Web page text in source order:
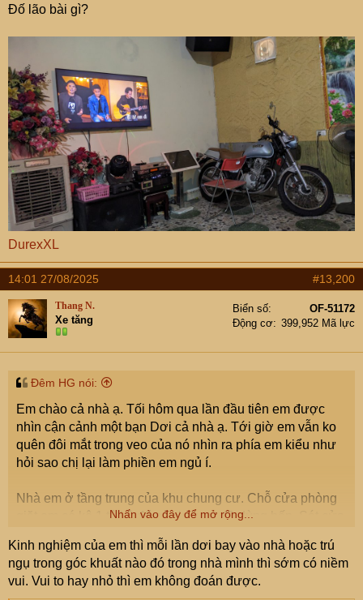
Đố lão bài gì?
DurexXL
14:01 27/08/2025 #13,200
Thang N.
Xe tăng
Biển số
OF-51172
Động cơ
399,952 Mã lực
Đêm HG nói:
Em chào cả nhà ạ. Tối hôm qua lần đầu tiên em được
nhìn cận cảnh một bạn Dơi cả nhà ạ. Tới giờ em vẫn ko
quên đôi mắt trong veo của nó nhìn ra phía em kiểu như
hỏi sao chị lại làm phiền em ngủ í.
Nhà em ở tầng trung của khu chung cư. Chỗ cửa phòng
giặt em có kê 1 tủ kệ để các lọ hoa, đồ dùng bếp. Sát cửa
ra ban công và tủ em có cài trong đó nhiều các túi giấy có
quai, bạn Dơi bạn í treo mình trên 1 quai túi giấy đó ạ.
Khi cu con nhà em ra giặt đồ, nó nghe thấy tiếng động
Nhấn vào đây để mở rộng...
Kinh nghiệm của em thì mỗi lần dơi bay vào nhà hoặc trú
ngụ trong góc khuất nào đó trong nhà mình thì sớm có niềm
vui. Vui to hay nhỏ thì em không đoán được.